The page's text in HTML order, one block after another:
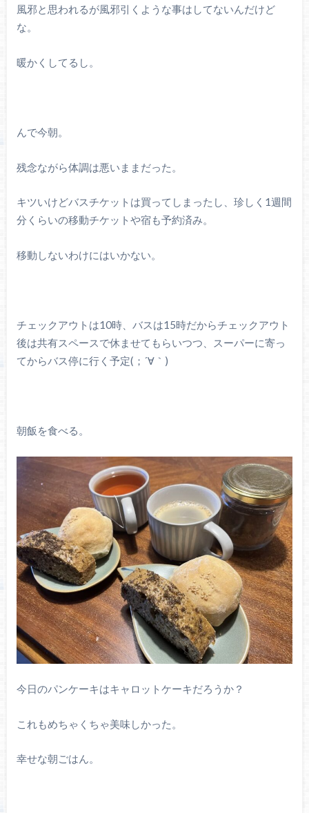
風邪と思われるが風邪引くような事はしてないんだけど
な。
暖かくしてるし。
んで今朝。
残念ながら体調は悪いままだった。
キツいけどバスチケットは買ってしまったし、珍しく1週間
分くらいの移動チケットや宿も予約済み。
移動しないわけにはいかない。
チェックアウトは10時、バスは15時だからチェックアウト
後は共有スペースで休ませてもらいつつ、スーパーに寄っ
てからバス停に行く予定(；´∀｀)
朝飯を食べる。
今日のパンケーキはキャロットケーキだろうか？
これもめちゃくちゃ美味しかった。
幸せな朝ごはん。